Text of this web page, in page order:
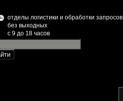
отделы логистики и обработки запросов
без выходных
c 9 до 18 часов